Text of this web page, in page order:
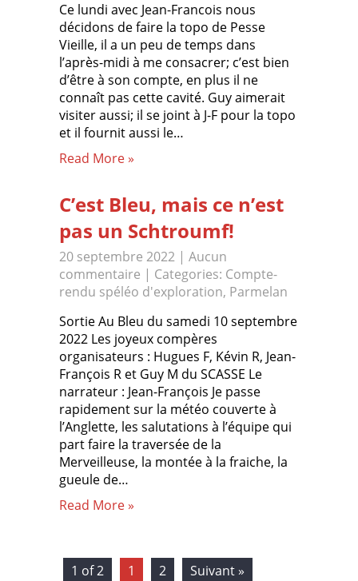
Ce lundi avec Jean-Francois nous
décidons de faire la topo de Pesse
Vieille, il a un peu de temps dans
l’après-midi à me consacrer; c’est bien
d’être à son compte, en plus il ne
connaît pas cette cavité. Guy aimerait
visiter aussi; il se joint à J-F pour la topo
et il fournit aussi le…
Read More »
C’est Bleu, mais ce n’est
pas un Schtroumf!
20 septembre 2022 | Aucun
commentaire | Categories: Compte-
rendu spéléo d'exploration, Parmelan
Sortie Au Bleu du samedi 10 septembre
2022 Les joyeux compères
organisateurs : Hugues F, Kévin R, Jean-
François R et Guy M du SCASSE Le
narrateur : Jean-François Je passe
rapidement sur la météo couverte à
l’Anglette, les salutations à l’équipe qui
part faire la traversée de la
Merveilleuse, la montée à la fraiche, la
gueule de…
Read More »
1 of 2 1 2 Suivant »